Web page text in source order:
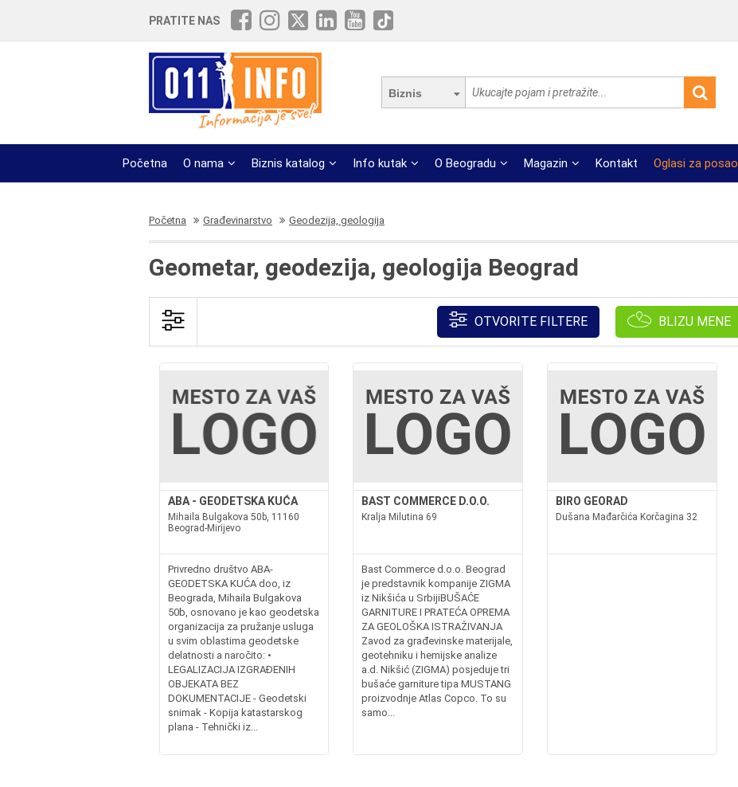
PRATITE NAS
Biznis
Početna O nama Biznis katalog Info kutak O Beogradu Magazin Kontakt Oglasi za posao
Početna Građevinarstvo Geodezija, geologija
Geometar, geodezija, geologija Beograd
OTVORITE FILTERE BLIZU MENE
ABA - GEODETSKA KUĆA
Mihaila Bulgakova 50b, 11160
Beograd-Mirijevo
Privredno društvo ABA-
GEODETSKA KUĆA doo, iz
Beograda, Mihaila Bulgakova
50b, osnovano je kao geodetska
organizacija za pružanje usluga
u svim oblastima geodetske
delatnosti a naročito: •
LEGALIZACIJA IZGRAĐENIH
OBJEKATA BEZ
DOKUMENTACIJE - Geodetski
snimak - Kopija katastarskog
plana - Tehnički iz...
BAST COMMERCE D.O.O.
Kralja Milutina 69
Bast Commerce d.o.o. Beograd
je predstavnik kompanije ZIGMA
iz Nikšića u SrbijiBUŠAĆE
GARNITURE I PRATEĆA OPREMA
ZA GEOLOŠKA ISTRAŽIVANJA
Zavod za građevinske materijale,
geotehniku i hemijske analize
a.d. Nikšić (ZIGMA) posjeduje tri
bušaće garniture tipa MUSTANG
proizvodnje Atlas Copco. To su
samo...
BIRO GEORAD
Dušana Mađarčića Korčagina 32